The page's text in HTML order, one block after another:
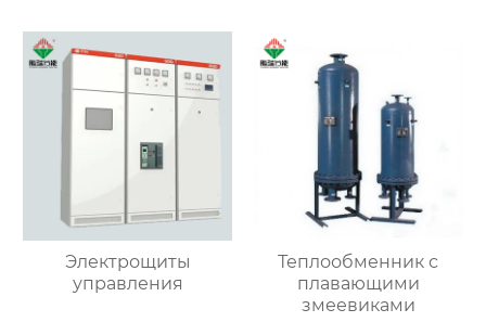
Электрощиты
управления
Теплообменник с
плавающими
змеевиками